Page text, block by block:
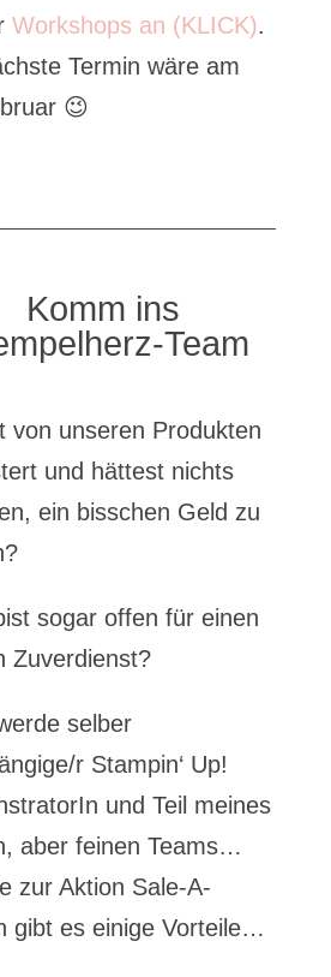
Workshops an (KLICK).
Termin wäre am
😉
Komm ins
Team
von unseren Produkten
und hättest nichts
ein bisschen Geld zu
sogar offen für einen
Zuverdienst?
selber
r Stampin‘ Up!
und Teil meines
aber feinen Teams…
zur Aktion Sale-A-
gibt es einige Vorteile…